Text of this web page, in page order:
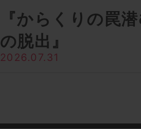
『からくりの罠
の脱出』
2026.07.31